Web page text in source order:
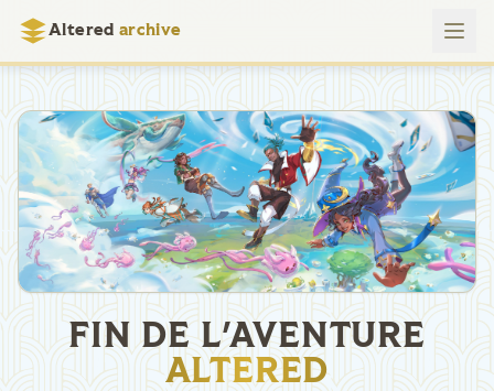
Altered archive
FIN DE L'AVENTURE
ALTERED